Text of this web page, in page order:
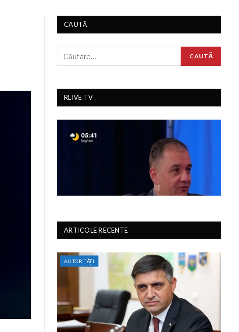
CAUTĂ
RLIVE TV
ARTICOLE RECENTE
AUTORITĂȚI